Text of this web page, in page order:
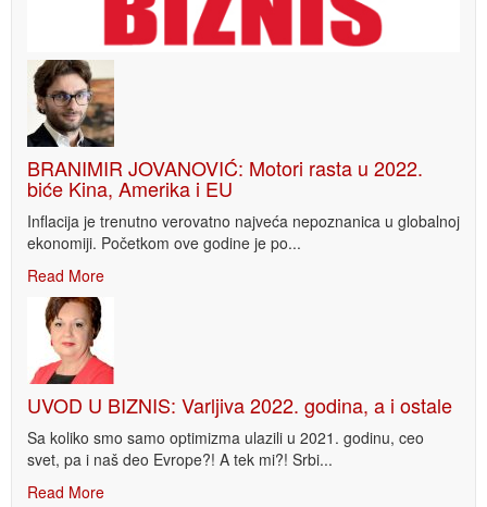
BRANIMIR JOVANOVIĆ: Motori rasta u 2022.
biće Kina, Amerika i EU
Inflacija je trenutno verovatno najveća nepoznanica u globalnoj
ekonomiji. Početkom ove godine je po...
Read More
UVOD U BIZNIS: Varljiva 2022. godina, a i ostale
Sa koliko smo samo optimizma ulazili u 2021. godinu, ceo
svet, pa i naš deo Evrope?! A tek mi?! Srbi...
Read More